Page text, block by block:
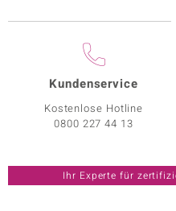
Kundenservice
Kostenlose Hotline
0800 227 44 13
Ihr Experte für